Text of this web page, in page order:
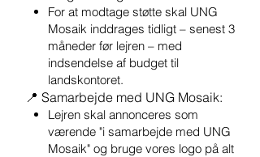
For at modtage støtte skal UNG
Mosaik inddrages tidligt – senest 3
måneder før lejren – med
indsendelse af budget til
landskontoret.
📍 Samarbejde med UNG Mosaik:
Lejren skal annonceres som
værende "i samarbejde med UNG
Mosaik" og bruge vores logo på alt